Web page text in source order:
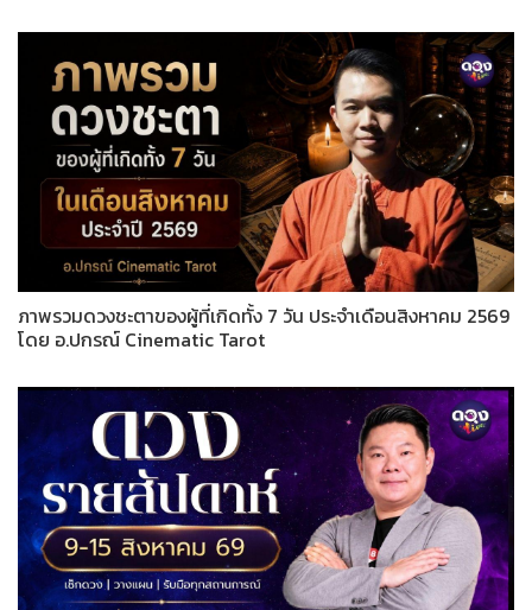
ภาพรวมดวงชะตาของผู้ที่เกิดทั้ง 7 วัน ประจำเดือนสิงหาคม 2569
โดย อ.ปกรณ์ Cinematic Tarot